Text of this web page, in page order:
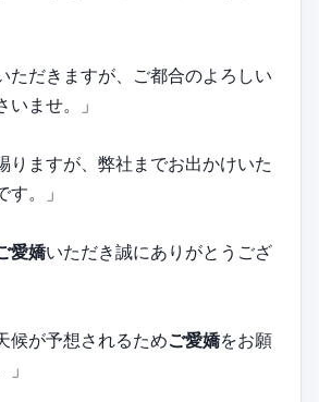
ただきますが、ご都合のよろしい
ませ。」
りますが、弊社までお出かけいた
。」
愛嬌いただき誠にありがとうござ
候が予想されるためご愛嬌をお願